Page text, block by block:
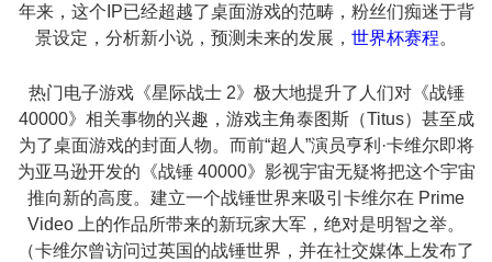
年来，这个IP已经超越了桌面游戏的范畴，粉丝们痴迷于背
景设定，分析新小说，预测未来的发展， 世界杯赛程。
热门电子游戏《星际战士 2》极大地提升了人们对《战锤
40000》相关事物的兴趣，游戏主角泰图斯（Titus）甚至成
为了桌面游戏的封面人物。而前“超人”演员亨利·卡维尔即将
为亚马逊开发的《战锤 40000》影视宇宙无疑将把这个宇宙
推向新的高度。建立一个战锤世界来吸引卡维尔在 Prime
Video 上的作品所带来的新玩家大军，绝对是明智之举。
（卡维尔曾访问过英国的战锤世界，并在社交媒体上发布了